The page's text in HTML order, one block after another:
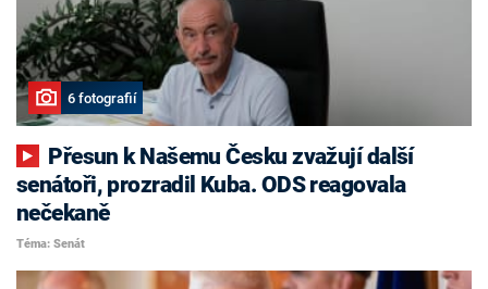
6 fotografií
senátoři, prozradil Kuba. ODS reagovala
nečekaně
Téma: Senát